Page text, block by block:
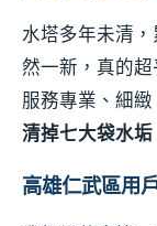
水塔多年未清
然一新，真的
服務專業、細
清掉七大袋水垢
高雄仁武區用